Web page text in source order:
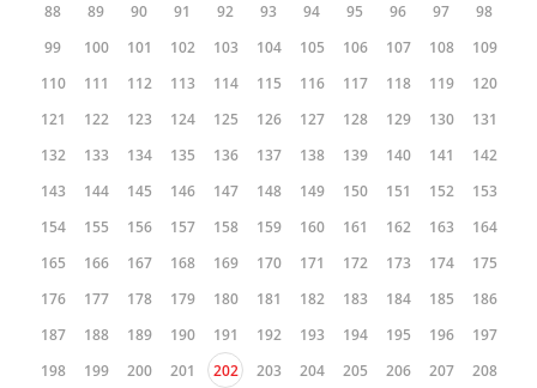
88
89 90 91 92 93 94 95 96 97
98
99
100 101 102 103 104 105 106 107 108
109
110
111 112 113 114 115 116 117 118 119
120
121
122 123 124 125 126 127 128 129 130
131
132
133 134 135 136 137 138 139 140 141
142
143
144 145 146 147 148 149 150 151 152
153
154
155 156 157 158 159 160 161 162 163
164
165
166 167 168 169 170 171 172 173 174
175
176
177 178 179 180 181 182 183 184 185
186
187
188 189 190 191 192 193 194 195 196
197
198
199 200 201 202 203 204 205 206 207
208